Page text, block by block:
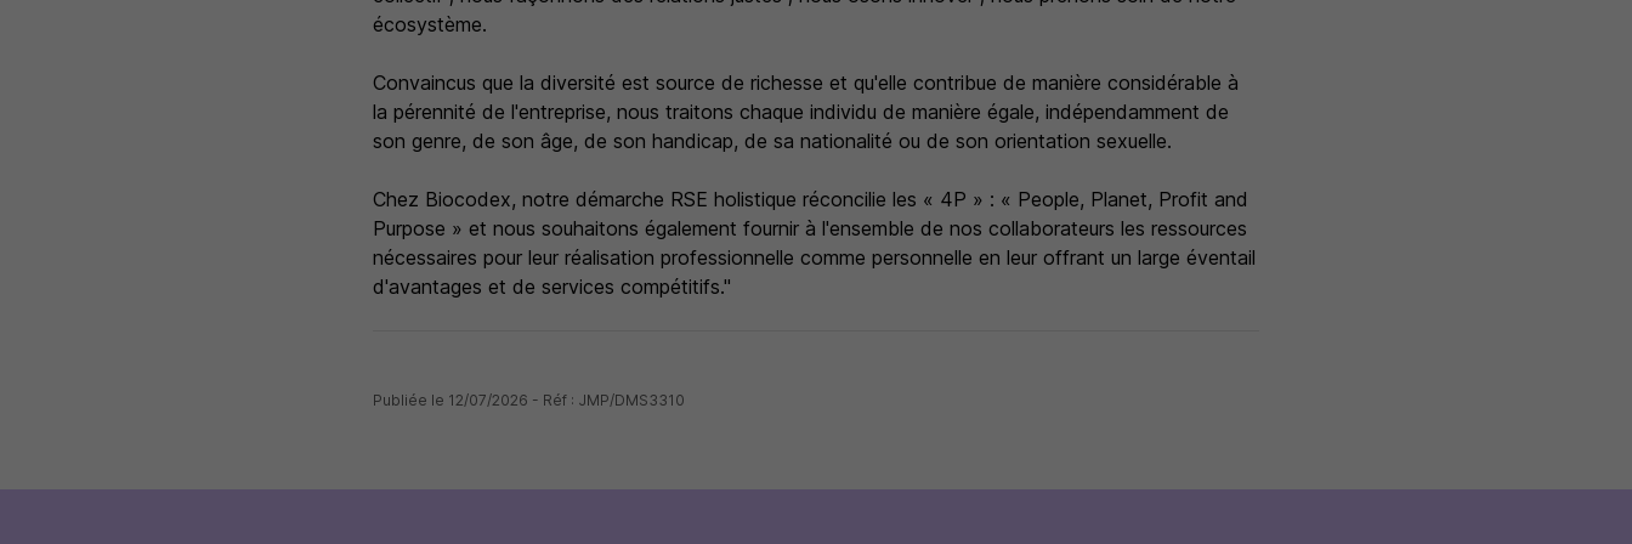
écosystème.
Convaincus que la diversité est source de richesse et qu'elle contribue de manière considérable à
la pérennité de l'entreprise, nous traitons chaque individu de manière égale, indépendamment de
son genre, de son âge, de son handicap, de sa nationalité ou de son orientation sexuelle.
Chez Biocodex, notre démarche RSE holistique réconcilie les « 4P » : « People, Planet, Profit and
Purpose » et nous souhaitons également fournir à l'ensemble de nos collaborateurs les ressources
nécessaires pour leur réalisation professionnelle comme personnelle en leur offrant un large éventail
d'avantages et de services compétitifs."
Publiée le 12/07/2026 - Réf : JMP/DMS3310